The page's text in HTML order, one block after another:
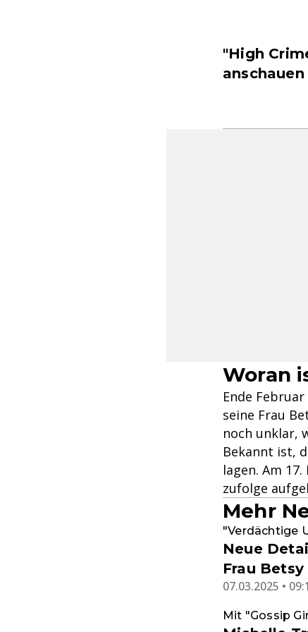
"High
anschauen
Woran
Ende
seine Frau
noch unklar,
Bekannt ist,
lagen. Am
zufolge
Mehr
"Verdächtige
Neue
Frau
07.03.2025 •
Mit "Gossip